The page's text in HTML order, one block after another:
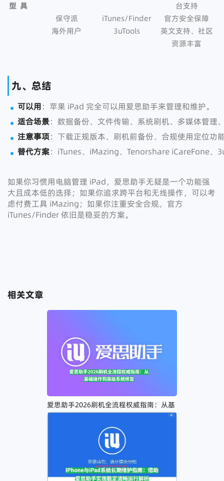
型 具
台支持
保守派
iTunes/Finder
官方安全保障
海外用户
3uTools
英文支持、社区
资源丰富
九、总结
可以用：苹果 iPad 完全可以用爱思助手来管理和维护。
适合场景：数据备份、文件传输、系统刷机、多媒体管理
注意事项：下载正规版本、刷机前备份、合规使用定位功
替代方案：iTunes、iMazing、Tenorshare iCareFone、
如果你习惯用电脑管理 iPad，爱思助手无疑是一个功能强
大且成本低的选择；如果你追求跨平台和无线操作，可以考
虑付费工具 iMazing；如果你注重安全合规，官方
iTunes/Finder 依旧是稳妥的方案。
相关文章
爱思助手2026刷机全流程权威指南：从基
础操作到高级系统修复